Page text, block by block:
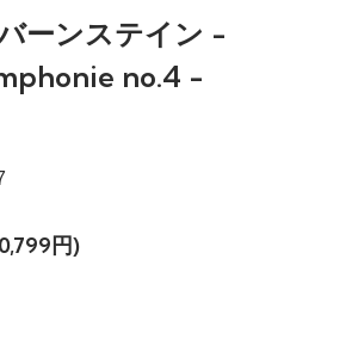
ーンステイン -
no.4 -
円)